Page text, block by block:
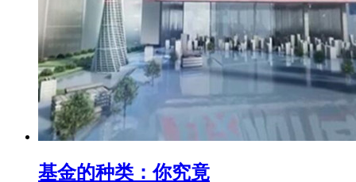
基金的种类：你究竟